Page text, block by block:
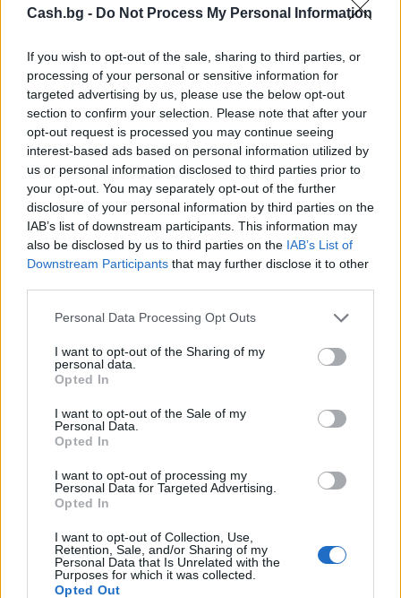
Cash.bg - Do Not Process My Personal Information
If you wish to opt-out of the sale, sharing to third parties, or
processing of your personal or sensitive information for
targeted advertising by us, please use the below opt-out
section to confirm your selection. Please note that after your
opt-out request is processed you may continue seeing
interest-based ads based on personal information utilized by
us or personal information disclosed to third parties prior to
your opt-out. You may separately opt-out of the further
disclosure of your personal information by third parties on the
IAB’s list of downstream participants. This information may
also be disclosed by us to third parties on the IAB’s List of
Downstream Participants that may further disclose it to other
Personal Data Processing Opt Outs
I want to opt-out of the Sharing of my
personal data.
Opted In
I want to opt-out of the Sale of my
Personal Data.
Opted In
I want to opt-out of processing my
Personal Data for Targeted Advertising.
Opted In
I want to opt-out of Collection, Use,
Retention, Sale, and/or Sharing of my
Personal Data that Is Unrelated with the
Purposes for which it was collected.
Opted Out
Износът на електромобили от Китай
е нараснал със 120%
Ню Йорк стана 14-ият щат на САЩ, в
който е разрешена евтаназията